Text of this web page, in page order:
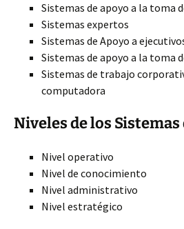
Sistemas de apoyo a la toma
Sistemas expertos
Sistemas de Apoyo a
Sistemas de apoyo a la toma
Sistemas de trabajo
computadora
Niveles de los
Nivel operativo
Nivel de conocimiento
Nivel administrativo
Nivel estratégico